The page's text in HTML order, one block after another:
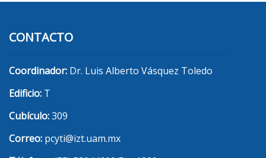
CONTACTO
Coordinador: Dr. Luis Alberto Vásquez Toledo
Edificio: T
Cubículo:309
Correo: pcyti@izt.uam.mx